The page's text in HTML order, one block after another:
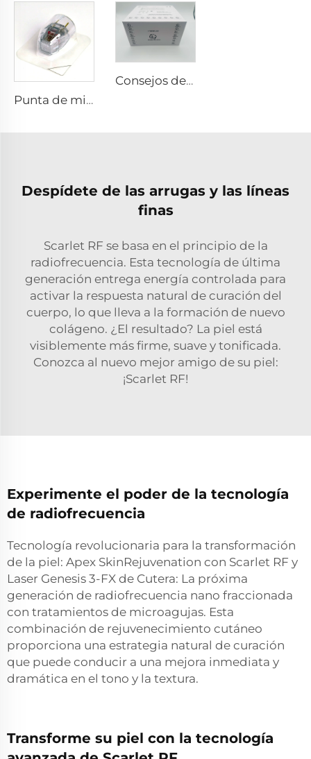
Punta de microneedling rf Sylfirm X XE-25 cartucho de Sylfirm X de Viol
Consejos de RF para pixel8
Despídete de las arrugas y las líneas
finas
Scarlet RF se basa en el principio de la
radiofrecuencia. Esta tecnología de última
generación entrega energía controlada para
activar la respuesta natural de curación del
cuerpo, lo que lleva a la formación de nuevo
colágeno. ¿El resultado? La piel está
visiblemente más firme, suave y tonificada.
Conozca al nuevo mejor amigo de su piel:
¡Scarlet RF!
Experimente el poder de la tecnología
de radiofrecuencia
Tecnología revolucionaria para la transformación
de la piel: Apex SkinRejuvenation con Scarlet RF y
Laser Genesis 3-FX de Cutera: La próxima
generación de radiofrecuencia nano fraccionada
con tratamientos de microagujas. Esta
combinación de rejuvenecimiento cutáneo
proporciona una estrategia natural de curación
que puede conducir a una mejora inmediata y
dramática en el tono y la textura.
Transforme su piel con la tecnología